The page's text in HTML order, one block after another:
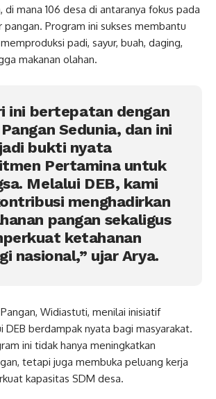
di mana 106 desa di antaranya fokus pada
Program ini sukses membantu
padi, sayur, buah, daging,
makanan olahan.
ini bertepatan dengan
Sedunia, dan ini
bukti nyata
Pertamina untuk
Melalui DEB, kami
menghadirkan
pangan sekaligus
ketahanan
nasional,” ujar Arya.
Widiastuti, menilai inisiatif
DEB berdampak nyata bagi masyarakat.
ini tidak hanya meningkatkan
tetapi juga membuka peluang kerja
kapasitas SDM desa.